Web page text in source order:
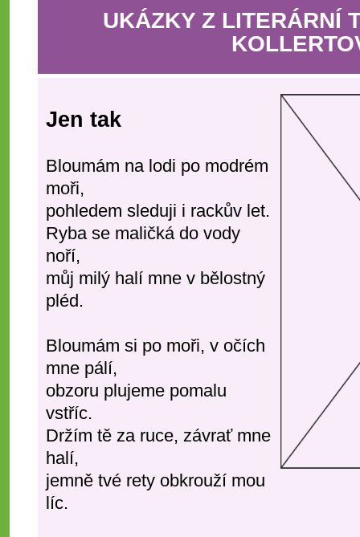
UKÁZKY Z LITERÁRNÍ
Jen tak
Bloumám na lodi po modrém
moři,
pohledem sleduji i rackův let.
Ryba se maličká do vody
noří,
můj milý halí mne v bělostný
pléd.
Bloumám si po moři, v očích
mne pálí,
obzoru plujeme pomalu
vstříc.
Držím tě za ruce, závrať mne
halí,
jemně tvé rety obkrouží mou
líc.